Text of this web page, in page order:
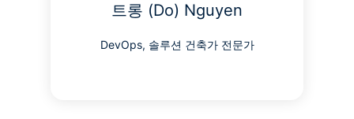
트롱 (Do) Nguyen
DevOps, 솔루션 건축가 전문가